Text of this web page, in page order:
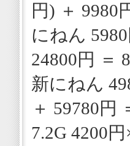
円) ＋ 9980
にねん
24800円 ＝
新にねん
＋ 59780円
7.2G 4200